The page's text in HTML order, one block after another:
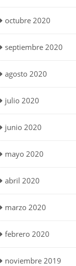
octubre 2020
septiembre 2020
agosto 2020
julio 2020
junio 2020
mayo 2020
abril 2020
marzo 2020
febrero 2020
noviembre 2019